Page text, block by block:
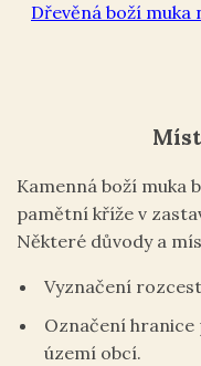
Dřevěná boží muka
Kamenná boží muka
pamětní kříže v
Některé důvody a
Vyznačení
Označení
území obcí.